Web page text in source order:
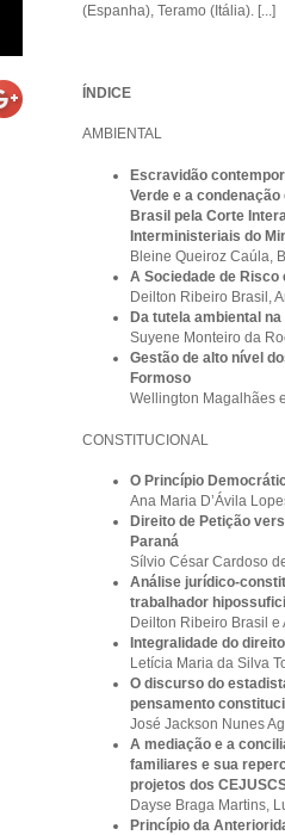
(Espanha), Teramo (Itália). [...]
ÍNDICE
AMBIENTAL
Escravidão
Verde e a condenação
Brasil pela Corte
Interministeriais do
Bleine Queiroz Caúla,
A Sociedade de
Deilton Ribeiro Brasil,
Da tutela ambiental
Suyene Monteiro da
Gestão de alto nível
Formoso
Wellington Magalhães
CONSTITUCIONAL
O Princípio
Ana Maria D’Ávila
Direito de Petição
Paraná
Sílvio César Cardoso
Análise jurídico-
trabalhador
Deilton Ribeiro Brasil e
Integralidade do
Letícia Maria da Silva
O discurso do
pensamento
José Jackson Nunes
A mediação e a
familiares e sua
projetos dos
Dayse Braga Martins,
Princípio da